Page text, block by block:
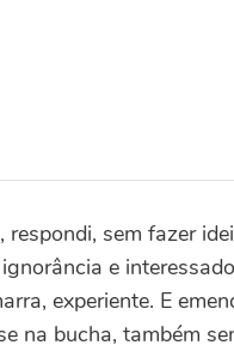
sem fazer
e
experiente. E
na bucha, também